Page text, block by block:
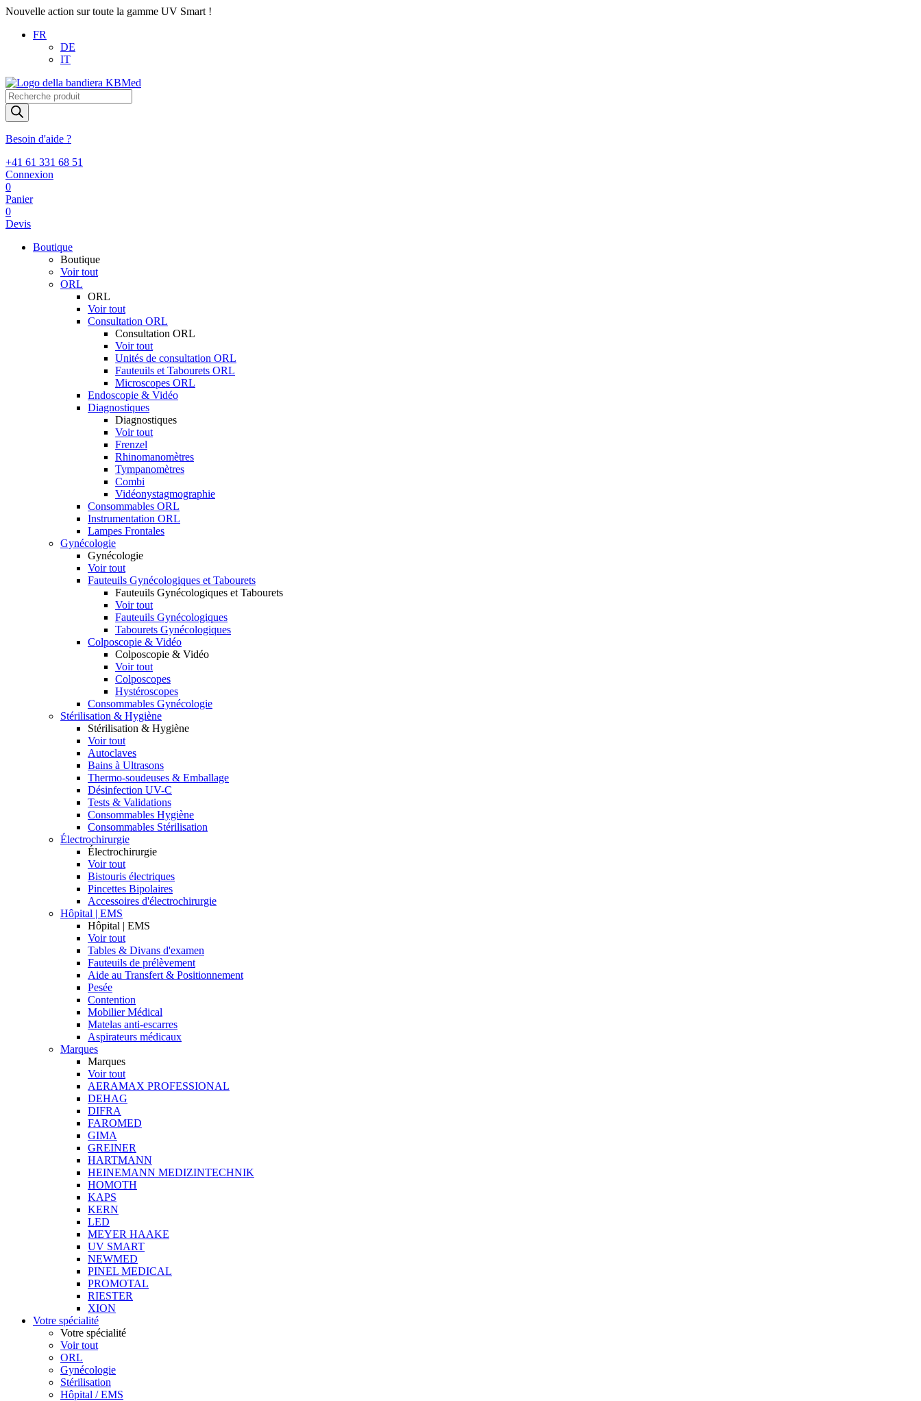
Nouvelle action sur toute la gamme UV Smart !
FR
DE
IT
Recherche
de
produits
Besoin d'aide ?
+41 61 331 68 51
Connexion
0
Panier
0
Devis
Boutique
Boutique
Voir tout
ORL
ORL
Voir tout
Consultation ORL
Consultation ORL
Voir tout
Unités de consultation ORL
Fauteuils et Tabourets ORL
Microscopes ORL
Endoscopie & Vidéo
Diagnostiques
Diagnostiques
Voir tout
Frenzel
Rhinomanomètres
Tympanomètres
Combi
Vidéonystagmographie
Consommables ORL
Instrumentation ORL
Lampes Frontales
Gynécologie
Gynécologie
Voir tout
Fauteuils Gynécologiques et Tabourets
Fauteuils Gynécologiques et Tabourets
Voir tout
Fauteuils Gynécologiques
Tabourets Gynécologiques
Colposcopie & Vidéo
Colposcopie & Vidéo
Voir tout
Colposcopes
Hystéroscopes
Consommables Gynécologie
Stérilisation & Hygiène
Stérilisation & Hygiène
Voir tout
Autoclaves
Bains à Ultrasons
Thermo-soudeuses & Emballage
Désinfection UV-C
Tests & Validations
Consommables Hygiène
Consommables Stérilisation
Électrochirurgie
Électrochirurgie
Voir tout
Bistouris électriques
Pincettes Bipolaires
Accessoires d'électrochirurgie
Hôpital | EMS
Hôpital | EMS
Voir tout
Tables & Divans d'examen
Fauteuils de prélèvement
Aide au Transfert & Positionnement
Pesée
Contention
Mobilier Médical
Matelas anti-escarres
Aspirateurs médicaux
Marques
Marques
Voir tout
AERAMAX PROFESSIONAL
DEHAG
DIFRA
FAROMED
GIMA
GREINER
HARTMANN
HEINEMANN MEDIZINTECHNIK
HOMOTH
KAPS
KERN
LED
MEYER HAAKE
UV SMART
NEWMED
PINEL MEDICAL
PROMOTAL
RIESTER
XION
Votre spécialité
Votre spécialité
Voir tout
ORL
Gynécologie
Stérilisation
Hôpital / EMS